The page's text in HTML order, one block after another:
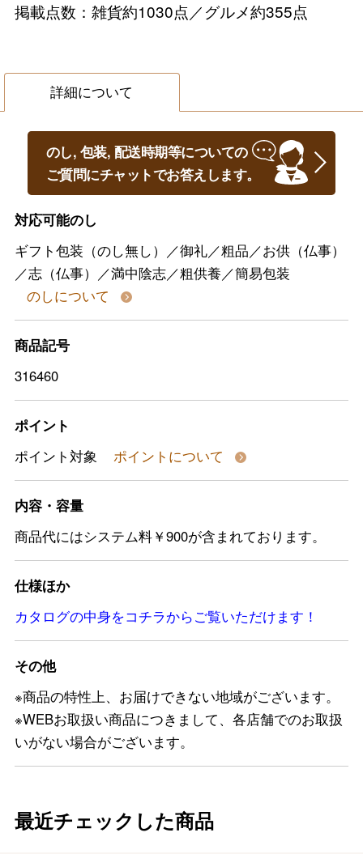
掲載点数：雑貨約1030点／グルメ約355点
詳細について
のし, 包装, 配送時期等についての
ご質問にチャットでお答えします。
対応可能のし
ギフト包装（のし無し）／御礼／粗品／お供（仏事）
／志（仏事）／満中陰志／粗供養／簡易包装
のしについて
商品記号
316460
ポイント
ポイント対象
ポイントについて
内容・容量
商品代にはシステム料￥900が含まれております。
仕様ほか
カタログの中身をコチラからご覧いただけます！
その他
※商品の特性上、お届けできない地域がございます。
※WEBお取扱い商品につきまして、各店舗でのお取扱
いがない場合がございます。
最近チェックした商品